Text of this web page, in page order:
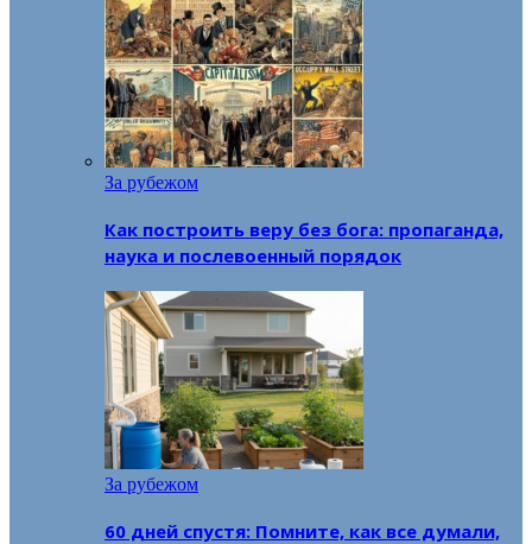
За рубежом
Как построить веру без бога: пропаганда,
наука и послевоенный порядок
За рубежом
60 дней спустя: Помните, как все думали,